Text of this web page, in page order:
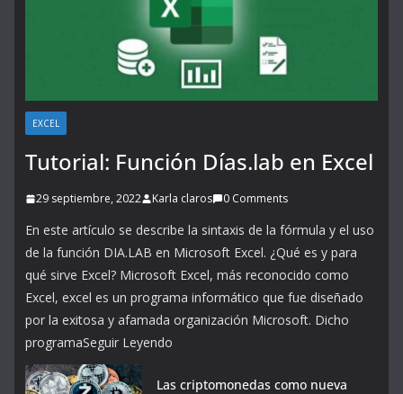
EXCEL
Tutorial: Función Días.lab en Excel
29 septiembre, 2022 Karla claros 0 Comments
En este artículo se describe la sintaxis de la fórmula y el uso
de la función DIA.LAB en Microsoft Excel. ¿Qué es y para
qué sirve Excel? Microsoft Excel, más reconocido como
Excel, excel es un programa informático que fue diseñado
por la exitosa y afamada organización Microsoft. Dicho
programaSeguir Leyendo
Las criptomonedas como nueva